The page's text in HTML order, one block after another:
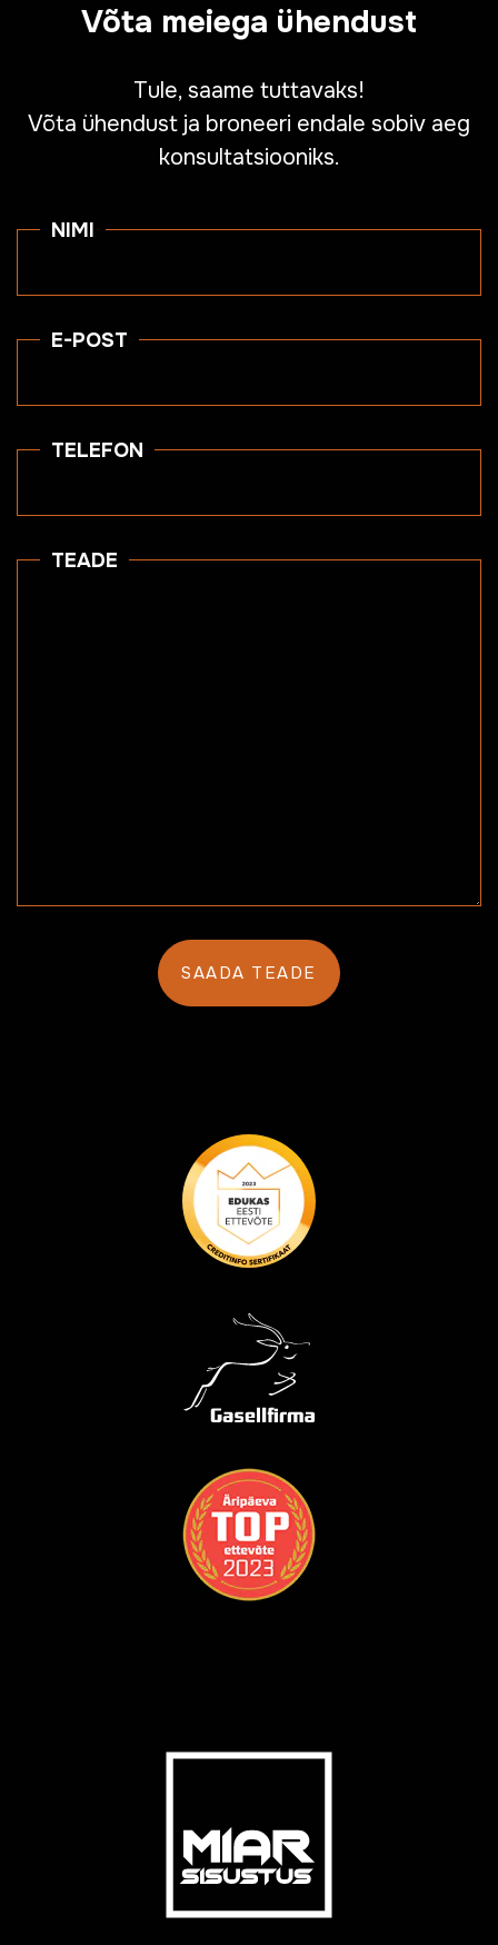
Võta meiega ühendust
Tule, saame tuttavaks!
Võta ühendust ja broneeri endale sobiv aeg
konsultatsiooniks.
NIMI
E-POST
TELEFON
TEADE